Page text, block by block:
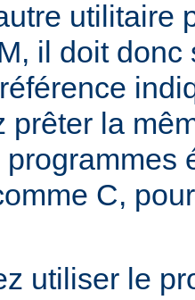
utilitaire
il doit donc
prêter la
C,
utiliser le